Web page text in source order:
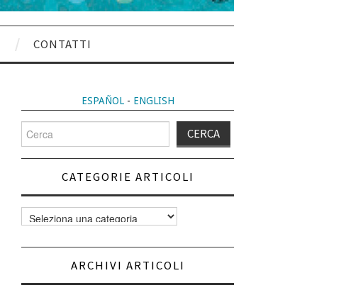
CONTATTI
ESPAÑOL- ENGLISH
per:
CATEGORIE ARTICOLI
Categorie
articoli
ARCHIVI ARTICOLI